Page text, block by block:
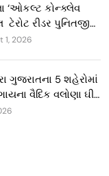
‘ઓકલ્ટ કોન્ક્લેવ
રીડર પુનિતજી
અંગે માહિતી આપી
1, 2026
ગુજરાતના 5 શહેરોમાં
વૈદિક વલોણા ઘી-
વિસ્તરણ